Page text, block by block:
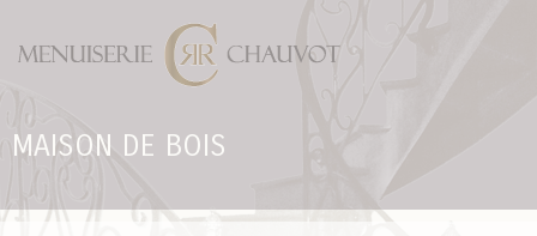
MAISON DE BOIS